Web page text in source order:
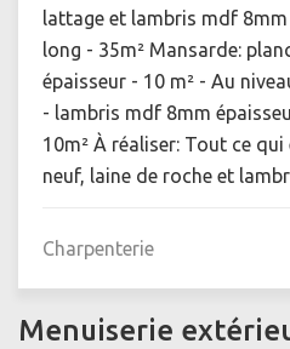
lattage et lambris mdf 8mm
long - 35m² Mansarde:
épaisseur - 10 m² - Au
- lambris mdf 8mm
10m² À réaliser: Tout ce
neuf, laine de roche et
Charpenterie
Menuiserie